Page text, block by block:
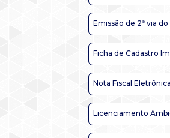
Emissão de 2ª via do
Ficha de Cadastro
Nota Fiscal Eletrônica
Licenciamento